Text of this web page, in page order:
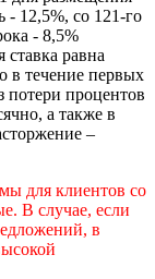
- 12,5%, со 121-го
- 8,5%
равна
в течение первых
потери процентов
а также в
–
для клиентов со
В случае, если
в